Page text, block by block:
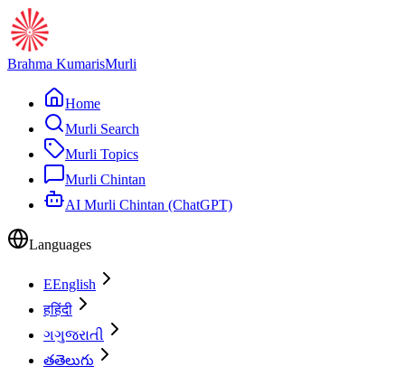
Brahma KumarisMurli
Home
Murli Search
Murli Topics
Murli Chintan
AI Murli Chintan (ChatGPT)
Languages
EEnglish
हहिंदी
ગગુજરાતી
తతెలుగు